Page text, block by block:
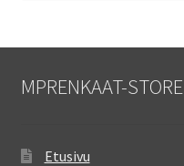
MPRENKAAT-STORE
Etusivu